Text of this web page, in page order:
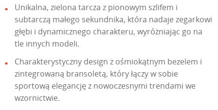
Unikalna, zielona tarcza z pionowym szlifem i
subtarczą małego sekundnika, która nadaje zegarkowi
głębi i dynamicznego charakteru, wyróżniając go na
tle innych modeli.
Charakterystyczny design z ośmiokątnym bezelem i
zintegrowaną bransoletą, który łączy w sobie
sportową elegancję z nowoczesnymi trendami we
wzornictwie.